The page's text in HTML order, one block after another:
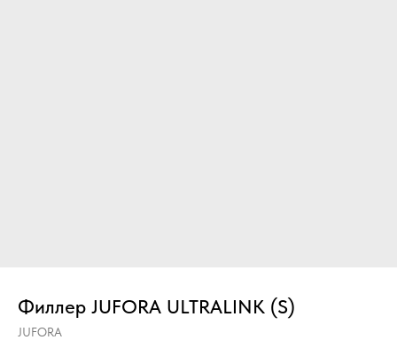
Филлер JUFORA ULTRALINK (S)
JUFORA